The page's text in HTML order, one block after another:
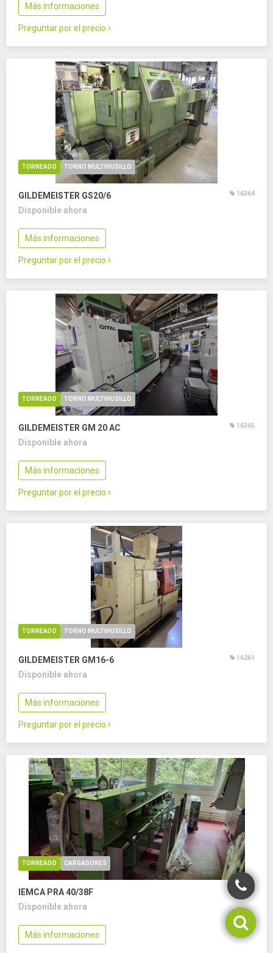
Más informaciones
Preguntar por el precio
TORNEADO TORNO MULTIHUSILLO
GILDEMEISTER GS20/6 16364
Disponible ahora
Más informaciones
Preguntar por el precio
TORNEADO TORNO MULTIHUSILLO
GILDEMEISTER GM 20 AC 16365
Disponible ahora
Más informaciones
Preguntar por el precio
TORNEADO TORNO MULTIHUSILLO
GILDEMEISTER GM16-6 16261
Disponible ahora
Más informaciones
Preguntar por el precio
TORNEADO CARGADORES
IEMCA PRA 40/38F 16266
Disponible ahora
Más informaciones